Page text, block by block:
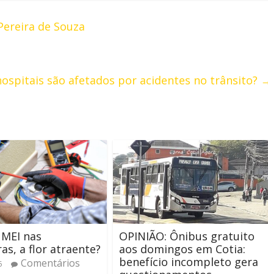
de Souza
são afetados por acidentes no trânsito?
nas
a flor atraente?
Comentários
OPINIÃO: Ônibus gratuito
aos domingos em Cotia:
benefício incompleto gera